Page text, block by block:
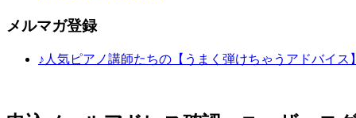
メルマガ登録
♪人気ピアノ講師たちの【うまく弾けちゃうアドバイス